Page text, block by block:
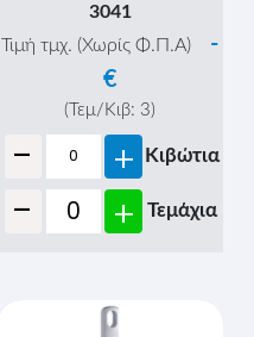
3041
Τιμή τμχ. (Χωρίς Φ.Π.Α)
-
€
(Τεμ/Κιβ: 3)
- + Κιβώτια
- + Τεμάχια